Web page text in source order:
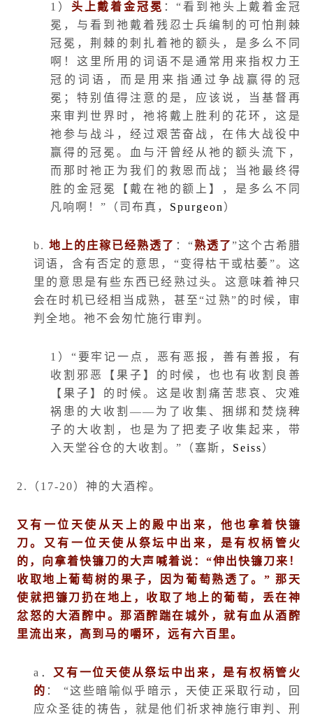
1 ） 头上戴着金冠冕 ：“看到祂头上戴着金冠
冕，与看到祂戴着残忍士兵编制的可怕荆棘
冠冕，荆棘的刺扎着祂的额头，是多么不同
啊！这里所用的词语不是通常用来指权力王
冠的词语，而是用来指通过争战赢得的冠
冕；特别值得注意的是，应该说，当基督再
来审判世界时，祂将戴上胜利的花环，这是
祂参与战斗，经过艰苦奋战，在伟大战役中
赢得的冠冕。血与汗曾经从祂的额头流下，
而那时祂正为我们的救恩而战；当祂最终得
胜的金冠冕【戴在祂的额上】，是多么不同
凡响啊！”（司布真， Spurgeon ）
b. 地上的庄稼已经熟透了 ： “熟透了”这个古希腊
词语，含有否定的意思，“变得枯干或枯萎”。这
里的意思是有些东西已经熟过头。这意味着神只
会在时机已经相当成熟，甚至“过熟”的时候，审
判全地。祂不会匆忙施行审判。
1 ）“要牢记一点，恶有恶报，善有善报，有
收割邪恶【果子】的时候，也也有收割良善
【果子】的时候。这是收割痛苦悲哀、灾难
祸患的大收割——为了收集、捆绑和焚烧稗
子的大收割，也是为了把麦子收集起来，带
入天堂谷仓的大收割。”（塞斯， Seiss）
2. （ 17-20）神的大酒榨。
又有一位天使从天上的殿中出来，他也拿着快镰
刀。又有一位天使从祭坛中出来，是有权柄管火
的，向拿着快镰刀的大声喊着说： “伸出快镰刀来！
收取地上葡萄树的果子，因为葡萄熟透了。 ” 那天
使就把镰刀扔在地上，收取了地上的葡萄，丢在神
忿怒的大酒醡中。那酒醡踹在城外，就有血从酒醡
里流出来，高到马的嚼环，远有六百里。
a ． 又有一位天使从祭坛中出来，是有权柄管火
的 ： “这些暗喻似乎暗示，天使正采取行动，回
应众圣徒的祷告，就是他们祈求神施行审判、刑